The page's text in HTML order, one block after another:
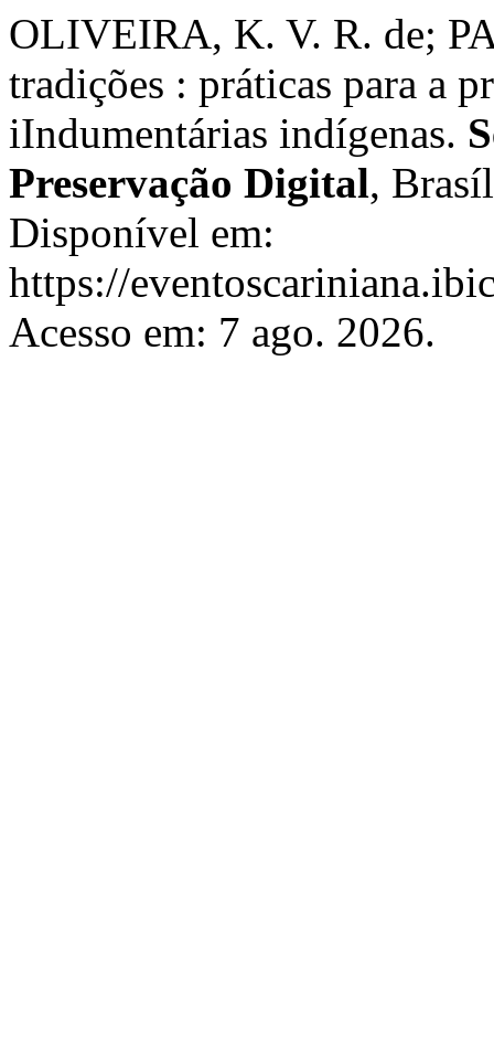
OLIVEIRA, K. V. R. de;
tradições : práticas para a
iIndumentárias indígenas.
Preservação Digital,
Disponível em:
https://
Acesso em: 7 ago. 2026.